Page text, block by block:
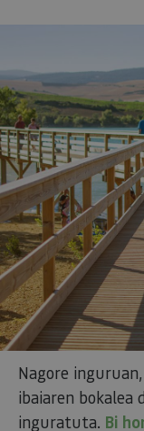
Nagore
ibaiaren bokalea
inguratuta. Bi